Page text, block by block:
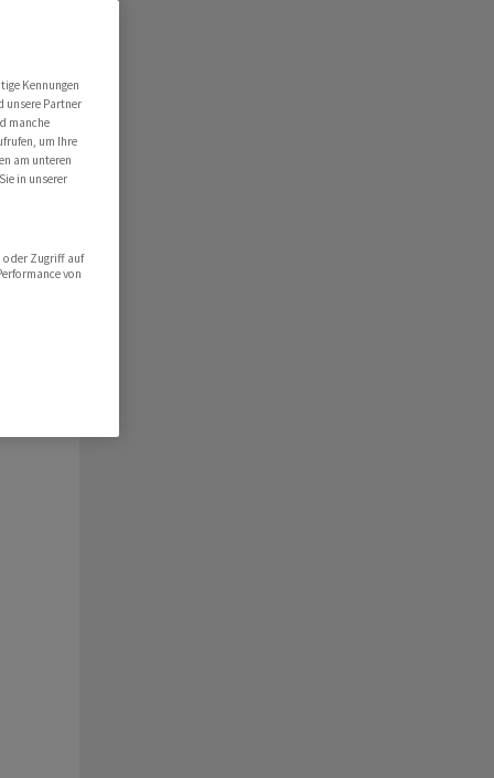
Kennungen
unsere Partner
manche
um Ihre
am unteren
in unserer
oder Zugriff auf
von